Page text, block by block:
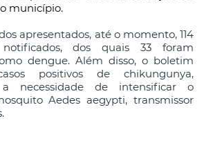
município.
apresentados, até o momento, 114
dos quais 33 foram
dengue. Além disso, o boletim
positivos de chikungunya,
a necessidade de intensificar o
Aedes aegypti, transmissor